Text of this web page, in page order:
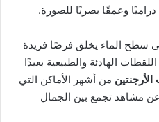
وعمقًا بصريًا للصورة.
سطح الماء يخلق فرصًا فريدة
الهادئة والطبيعية بعيدًا
من أشهر الأماكن التي
مشاهد تجمع بين الجمال